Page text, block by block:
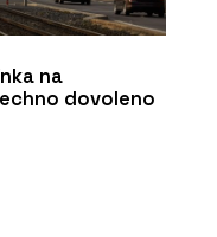
na
dovoleno